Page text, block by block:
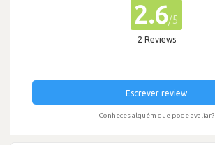
2.6/5
2 Reviews
Escrever review
Conheces alguém que pode avaliar?